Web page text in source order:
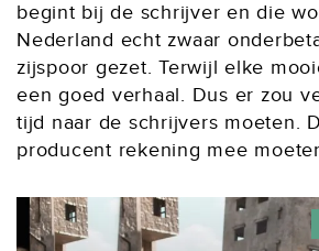
begint bij de schrijver en die
Nederland echt zwaar
zijspoor gezet. Terwijl elke
een goed verhaal. Dus er zou
tijd naar de schrijvers moeten.
producent rekening mee